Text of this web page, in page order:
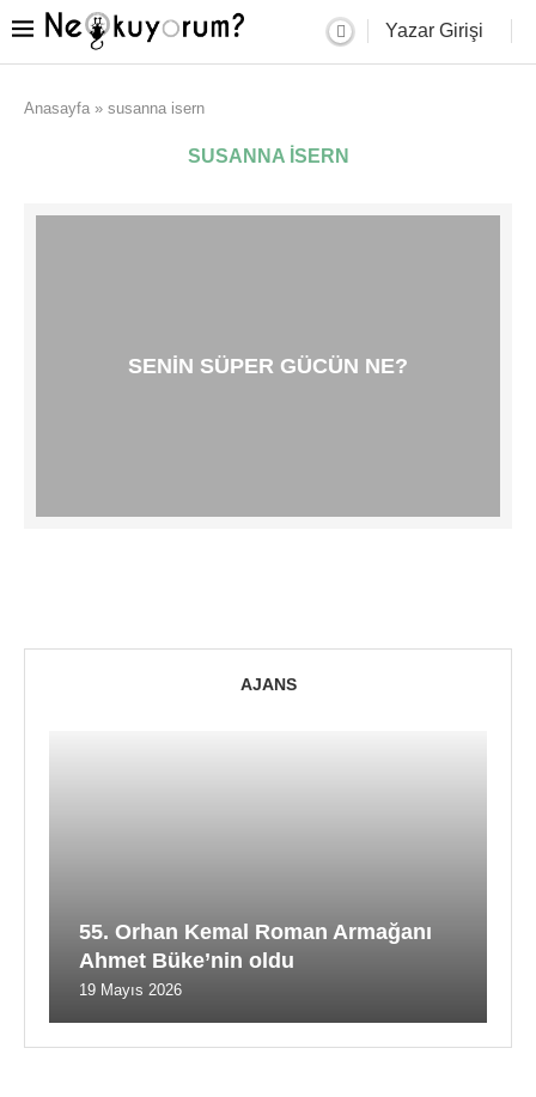
Yazar Girişi
Anasayfa » susanna isern
SUSANNA ISERN
SENIN SÜPER GÜCÜN NE?
AJANS
55. Orhan Kemal Roman Armağanı
Ahmet Büke’nin oldu
19 Mayıs 2026